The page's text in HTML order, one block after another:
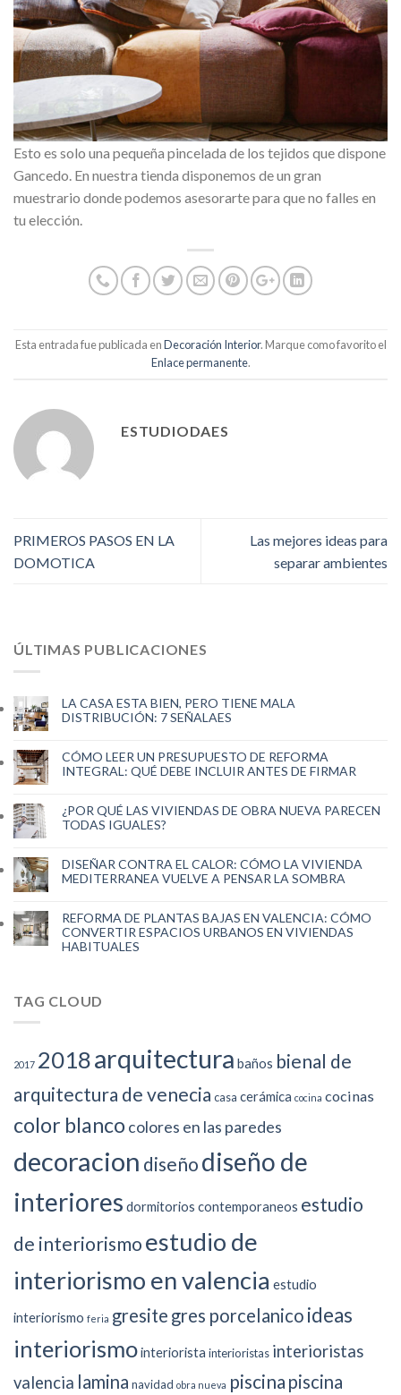
Esto es solo una pequeña pincelada de los tejidos que dispone
Gancedo. En nuestra tienda disponemos de un gran
muestrario donde podemos asesorarte para que no falles en
tu elección.
Esta entrada fue publicada enDecoración Interior. Marque como favorito el
Enlace permanente.
ESTUDIODAES
PRIMEROS PASOS EN LA
DOMOTICA
Las mejores ideas para
separar ambientes
ÚLTIMAS PUBLICACIONES
LA CASA ESTA BIEN, PERO TIENE MALA
DISTRIBUCIÓN: 7 SEÑALAES
CÓMO LEER UN PRESUPUESTO DE REFORMA
INTEGRAL: QUÉ DEBE INCLUIR ANTES DE FIRMAR
¿POR QUÉ LAS VIVIENDAS DE OBRA NUEVA PARECEN
TODAS IGUALES?
DISEÑAR CONTRA EL CALOR: CÓMO LA VIVIENDA
MEDITERRANEA VUELVE A PENSAR LA SOMBRA
REFORMA DE PLANTAS BAJAS EN VALENCIA: CÓMO
CONVERTIR ESPACIOS URBANOS EN VIVIENDAS
HABITUALES
TAG CLOUD
2017 2018arquitectura baños bienal de
arquitectura de venecia casa cerámica cocina cocinas
color blanco colores en las paredes
decoracion diseño diseño de
interiores dormitorios contemporaneos estudio
de interiorismo estudio de
interiorismo en valencia estudio
interiorismo feria gresite gres porcelanico ideas
interiorismointeriorista interioristas interioristas
valencia lamina navidad obra nueva piscina piscina